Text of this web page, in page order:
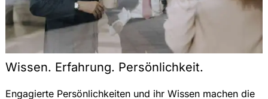
Wissen. Erfahrung. Persönlichkeit.
Engagierte Persönlichkeiten und ihr Wissen machen die